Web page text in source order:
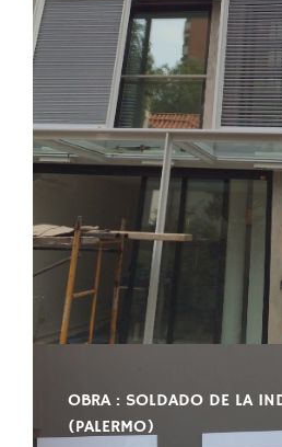
OBRA : SOLDADO DE LA
(PALERMO)